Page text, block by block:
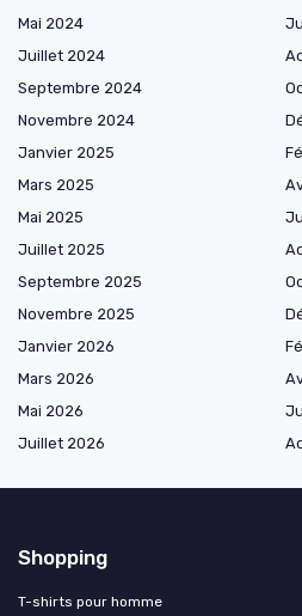
Mai 2024
Juillet 2024
Septembre 2024
Novembre 2024
Janvier 2025
Mars 2025
Mai 2025
Juillet 2025
Septembre 2025
Novembre 2025
Janvier 2026
Mars 2026
Mai 2026
Juillet 2026
Shopping
T-shirts pour homme